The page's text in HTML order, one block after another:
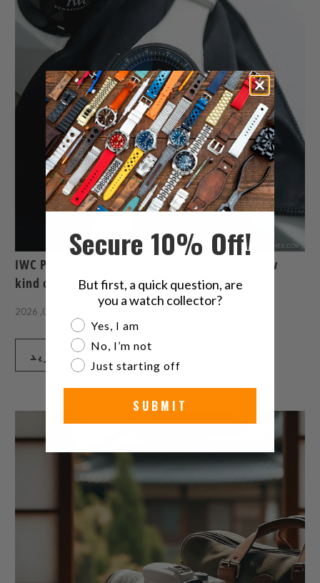
IWC Pilots Venturer Vertical Drive, a whole new
kind of space exploration watch
اقرأ المزيد
Secure 10% Off!
But first, a quick question, are
you a watch collector?
Are you a watch collector?
Yes, I am
No, I’m not
Just starting off
SUBMIT